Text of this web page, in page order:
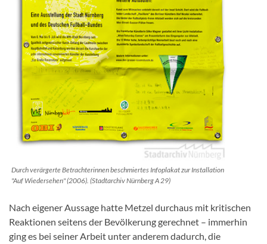
Durch verärgerte Betrachterinnen beschmiertes Infoplakat zur Installation
"Auf Wiedersehen" (2006). (Stadtarchiv Nürnberg A 29)
Nach eigener Aussage hatte Metzel durchaus mit kritischen
Reaktionen seitens der Bevölkerung gerechnet – immerhin
ging es bei seiner Arbeit unter anderem dadurch, die